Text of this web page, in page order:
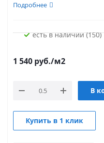
Подробнее
Есть в наличии (150)
1 540 руб./м2
В
Купить в 1 клик